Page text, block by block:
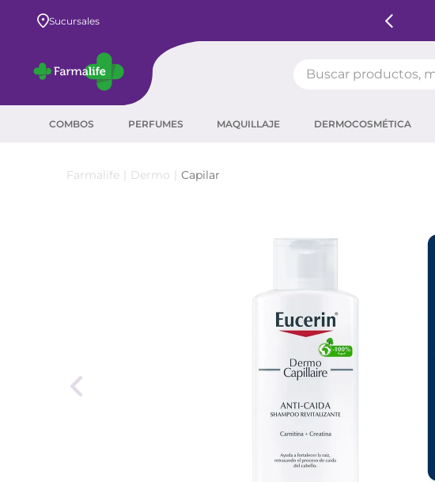
Sucursales
COMBOS PERFUMES MAQUILLAJE DERMOCOSMÉTICA
Dermo Capilar
máscara pestañas
roche posay